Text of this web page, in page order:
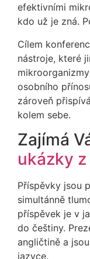
efektivními
kdo už je zná.
Cílem
nástroje, které
osobního
zároveň
kolem sebe.
Zajímá
ukázky
Příspěvky jsou
simultánně
příspěvek je v
do češtiny.
angličtině a
jazyce.